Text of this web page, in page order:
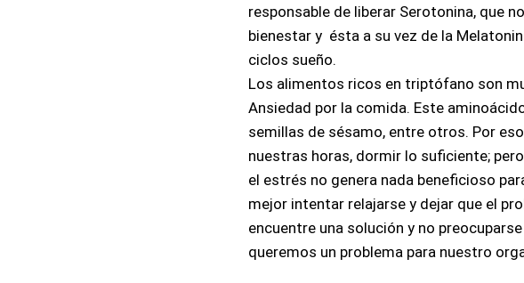
responsable de liberar Serotonina, que
bienestar y  ésta a su vez de la
ciclos sueño.
Los alimentos ricos en triptófano son
Ansiedad por la comida. Este
semillas de sésamo, entre otros. Por
nuestras horas, dormir lo suficiente;
el estrés no genera nada beneficioso
mejor intentar relajarse y dejar que el
encuentre una solución y no
queremos un problema para nuestro